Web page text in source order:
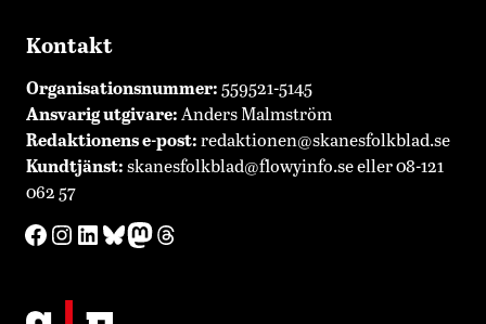
Kontakt
Organisationsnummer: 559521-5145
Ansvarig utgivare: Anders Malmström
Redaktionense-post:redaktionen@skanesfolkblad.se
Kundtjänst:skanesfolkblad@flowyinfo.seeller 08-121
062 57
Facebook
Instagram
LinkedIn
Bluesky
Mastodon
Threads